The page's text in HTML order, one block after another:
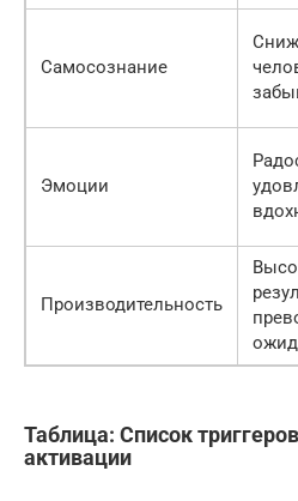
Самосознание
Эмоции
Производительность
Таблица: Список
активации